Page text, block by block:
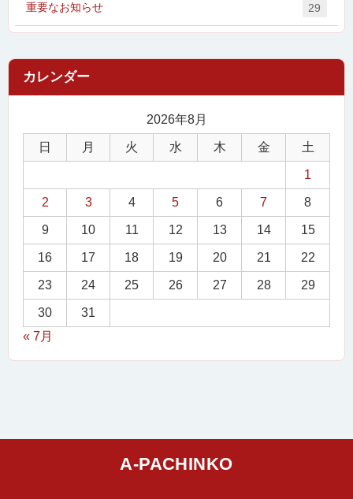
重要なお知らせ 29
2026年8月
日 月 火 水 木 金 土
1
2 3 4 5 6 7 8
9 10 11 12 13 14 15
16 17 18 19 20 21 22
23 24 25 26 27 28 29
30
31
« 7月